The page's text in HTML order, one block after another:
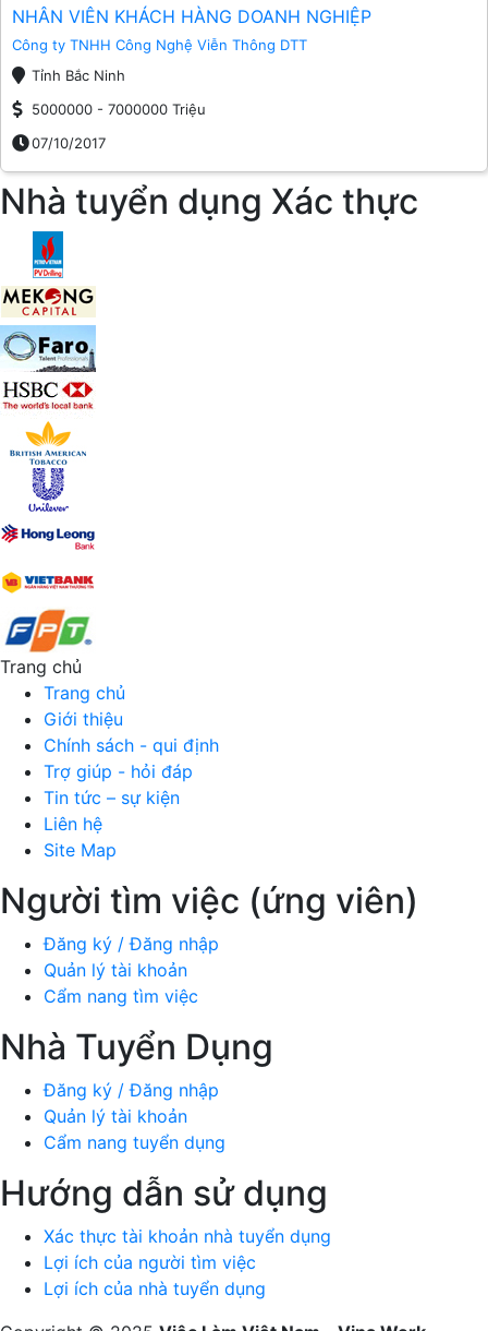
NHÂN VIÊN KHÁCH HÀNG DOANH NGHIỆP
Công ty TNHH Công Nghệ Viễn Thông DTT
Tỉnh Bắc Ninh
5000000 - 7000000 Triệu
07/10/2017
Nhà tuyển dụng Xác thực
Trang chủ
Trang chủ
Giới thiệu
Chính sách - qui định
Trợ giúp - hỏi đáp
Tin tức – sự kiện
Liên hệ
Site Map
Người tìm việc (ứng viên)
Đăng ký / Đăng nhập
Quản lý tài khoản
Cẩm nang tìm việc
Nhà Tuyển Dụng
Đăng ký / Đăng nhập
Quản lý tài khoản
Cẩm nang tuyển dụng
Hướng dẫn sử dụng
Xác thực tài khoản nhà tuyển dụng
Lợi ích của người tìm việc
Lợi ích của nhà tuyển dụng